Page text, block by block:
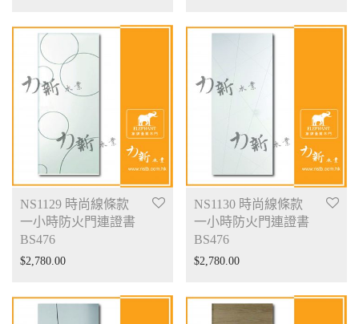
NS1129 時尚線條款
一小時防火門連證書
BS476
$2,780.00
NS1130 時尚線條款
一小時防火門連證書
BS476
$2,780.00